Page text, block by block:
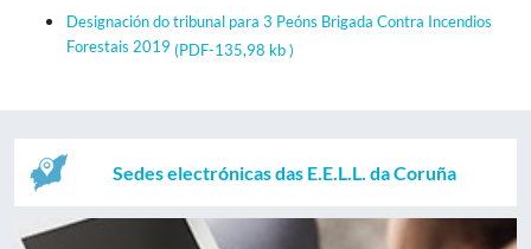
Designación do tribunal para 3 Peóns Brigada Contra Incendios
Forestais 2019 (PDF-135,98 kb )
Sedes electrónicas das E.E.L.L. da Coruña